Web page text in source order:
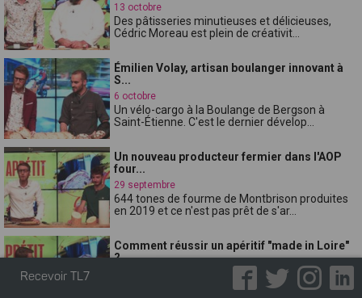
13 octobre
Des pâtisseries minutieuses et délicieuses,
Cédric Moreau est plein de créativit...
Émilien Volay, artisan boulanger innovant à
S...
6 octobre
Un vélo-cargo à la Boulange de Bergson à
Saint-Étienne. C'est le dernier dévelop...
Un nouveau producteur fermier dans l'AOP
four...
29 septembre
644 tones de fourme de Montbrison produites
en 2019 et ce n'est pas prêt de s'ar...
Comment réussir un apéritif "made in Loire"
?...
Quel cru viticole pour 2020 dans le Forez ? Notre
Recevoir TL7